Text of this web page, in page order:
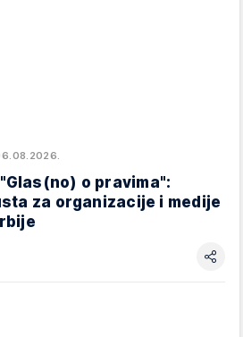
o pravima":
za organizacije i medije